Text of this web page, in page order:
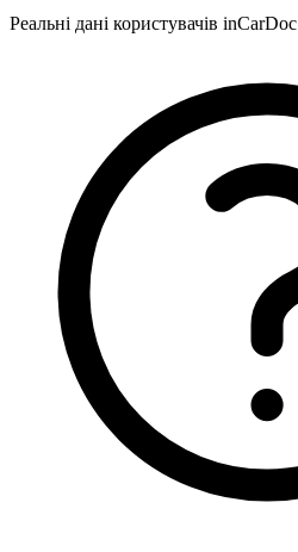
Реальні дані користувачів inCarDoc